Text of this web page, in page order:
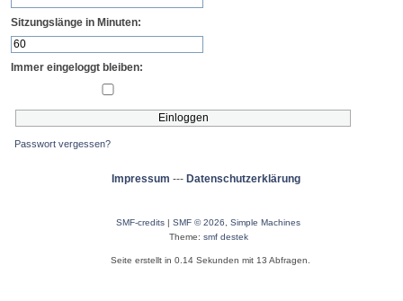
Sitzungslänge in Minuten:
Immer eingeloggt bleiben:
Passwort vergessen?
Impressum --- Datenschutzerklärung
SMF-credits | SMF © 2026
Simple Machines
Theme: smf destek
Seite erstellt in 0.14 Sekunden mit 13 Abfragen.